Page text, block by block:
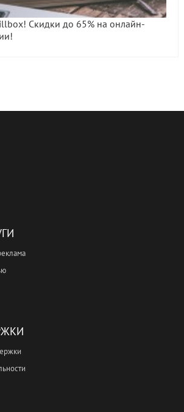
Скидки до 65% на онлайн-